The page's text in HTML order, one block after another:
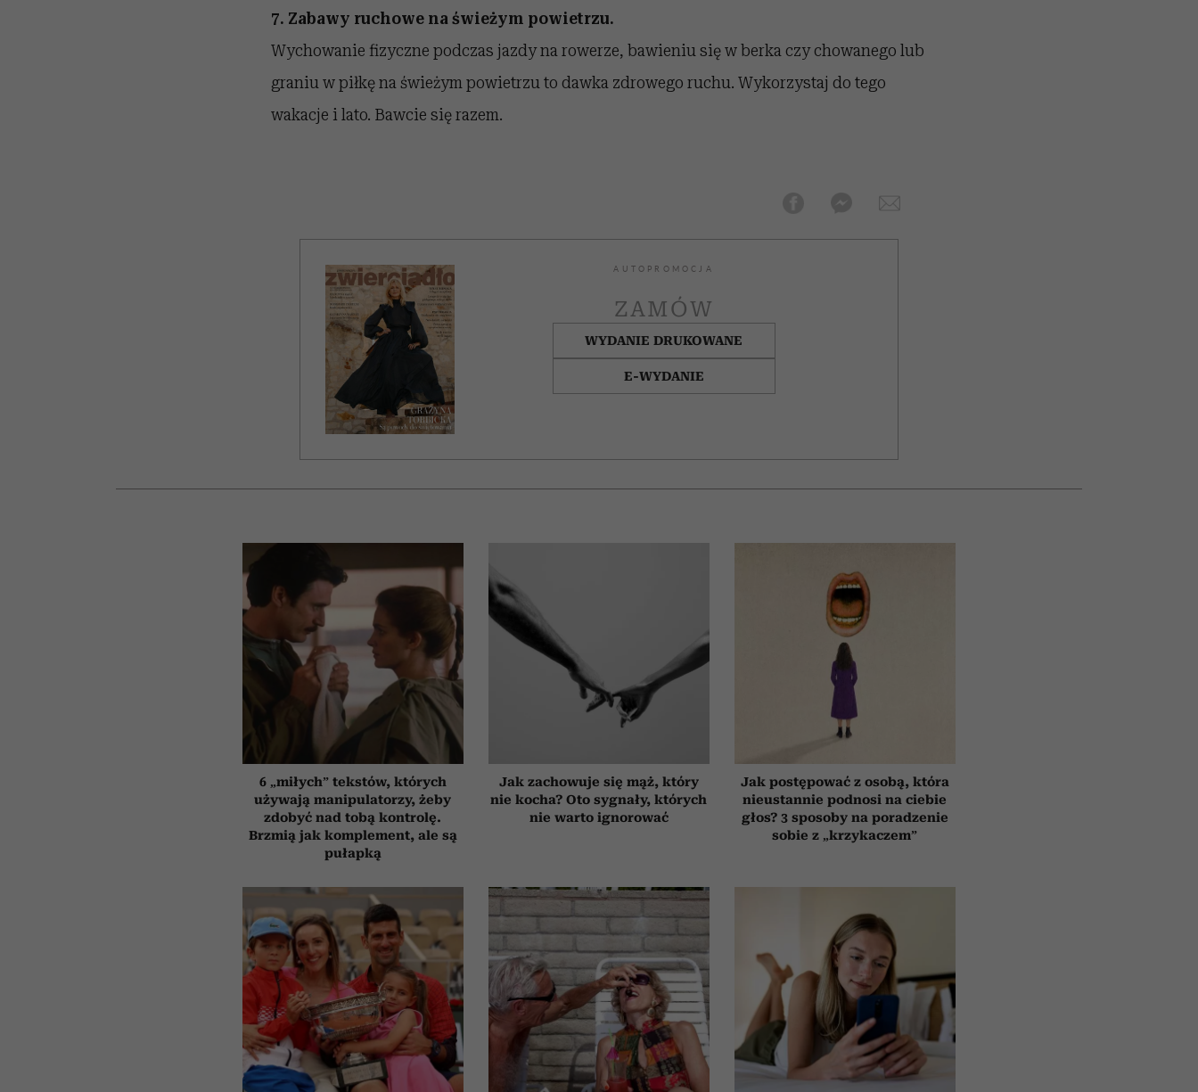
7. Zabawy ruchowe na świeżym powietrzu.
Wychowanie fizyczne podczas jazdy na rowerze, bawieniu się w berka czy chowanego lub
graniu w piłkę na świeżym powietrzu to dawka zdrowego ruchu. Wykorzystaj do tego
wakacje i lato. Bawcie się razem.
AUTOPROMOCJA
ZAMÓW
WYDANIE DRUKOWANE
E-WYDANIE
6 „miłych” tekstów, których
używają manipulatorzy, żeby
zdobyć nad tobą kontrolę.
Brzmią jak komplement, ale są
pułapką
Jak zachowuje się mąż, który
nie kocha? Oto sygnały, których
nie warto ignorować
Jak postępować z osobą, która
nieustannie podnosi na ciebie
głos? 3 sposoby na poradzenie
sobie z „krzykaczem”